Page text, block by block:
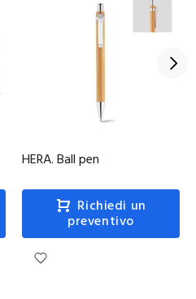
HERA. Ball pen
Richiedi un
preventivo